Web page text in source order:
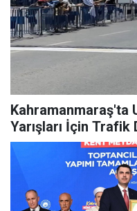
Kahramanmaraş'ta
Yarışları İçin Trafik